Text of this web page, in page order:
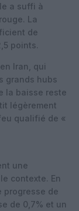
a suffi à
La
de
points.
Iran, qui
grands hubs
la baisse reste
légèrement
qualifié de «
une
contexte. En
progresse de
de 0,7% et un